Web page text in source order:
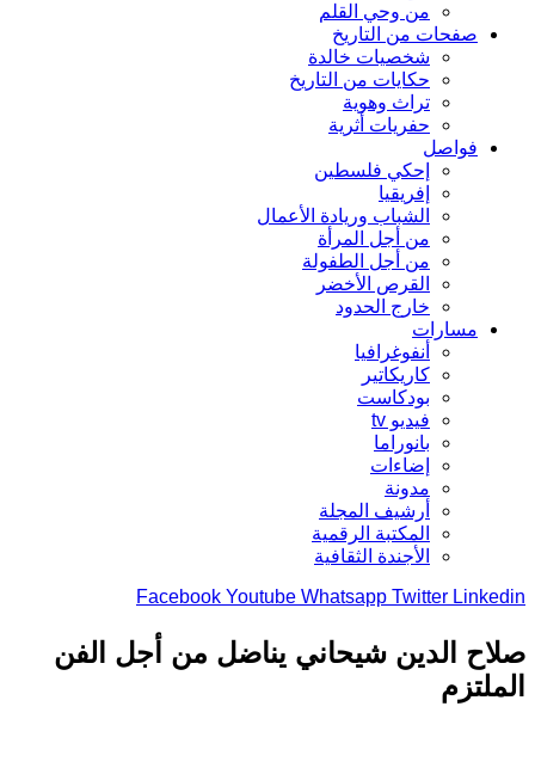
من وحي القلم
صفحات من التاريخ
شخصيات خالدة
حكايات من التاريخ
تراث وهوية
حفريات أثرية
فواصل
إحكي فلسطين
إفريقيا
الشباب وريادة الأعمال
من أجل المرأة
من أجل الطفولة
القرص الأخضر
خارج الحدود
مسارات
أنفوغرافيا
كاريكاتير
بودكاست
فيديو tv
بانوراما
إضاءات
مدونة
أرشيف المجلة
المكتبة الرقمية
الأجندة الثقافية
Facebook Youtube Whatsapp Twitter
الدين شيحاني يناضل من أجل الفن